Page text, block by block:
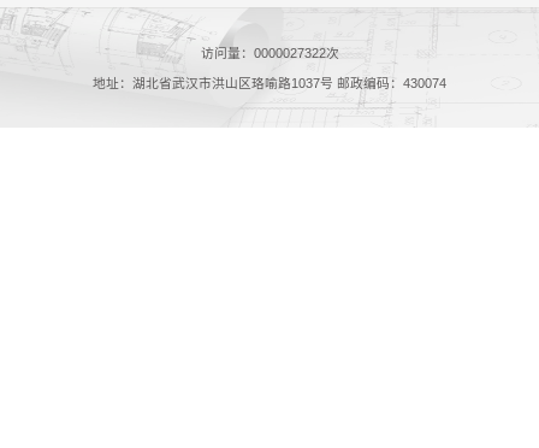
访问量： 0000027322次
地址：湖北省武汉市洪山区珞喻路1037号 邮政编码：430074